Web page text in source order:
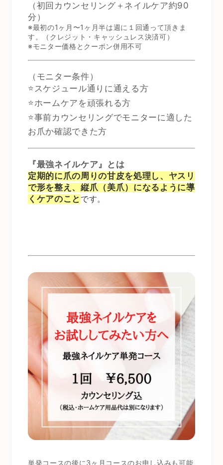
（初回カウンセリング＋ネイルケア約90
分）
※最初の1 ヶ月〜1 ヶ月半は週に１回通って頂きま
す。（クレジット・キャッシュレス決済可）
※モニター価格とクーポン併用不可
（モニター条件）
⭐️スケジュール通りに通える方
⭐️ホームケアを頑張れる方
⭐️事前カウンセリングでモニターに適した
お爪か確認できた方
『最強ネイルケア』とは
定期的に爪の周りの甘皮を処理し、ヤスリ
で形を整え、縦爪（美爪）になるように導
くケアのこと です。
単発コースの後に3ヶ月コースのお申し込みも可能